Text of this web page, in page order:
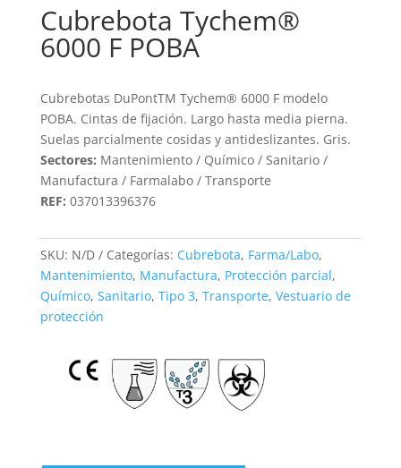
Cubrebota Tychem®
6000 F POBA
Cubrebotas DuPontTM Tychem® 6000 F modelo
POBA. Cintas de fijación. Largo hasta media pierna.
Suelas parcialmente cosidas y antideslizantes. Gris.
Sectores: Mantenimiento / Químico / Sanitario /
Manufactura / Farmalabo / Transporte
REF: 037013396376
SKU: N/D Categorías: Cubrebota, Farma/Labo,
Mantenimiento, Manufactura, Protección parcial,
Químico, Sanitario, Tipo 3, Transporte, Vestuario de
protección